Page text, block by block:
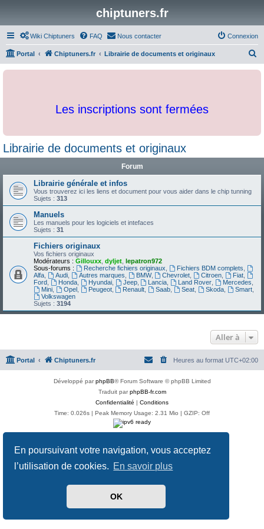
En poursuivant votre navigation, vous acceptez
l’utilisation de cookies. En savoir plus
OK
chiptuners.fr
Wiki Chiptuners FAQ Nous contacter Connexion
Portal Chiptuners.fr Librairie de documents et originaux
c
Les inscriptions sont fermées
Librairie de documents et originaux
Forum
Librairie générale et infos
Vous trouverez ici les liens et document pour vous aider dans le chip tunning
Sujets : 313
Manuels
Les manuels pour les logiciels et intefaces
Sujets : 31
Fichiers originaux
Vos fichiers originaux
Modérateurs : Gillouxx dyljet lepatron972
Sous-forums :
Recherche fichiers originaux Fichiers BDM complets
Alfa
Audi, Autres marques BMW, Chevrolet Citroen Fiat
Ford
Honda, Hyundai, Jeep, Lancia Land Rover Mercedes
Mini, Opel, Peugeot, Renault Saab Seat Skoda, Smart,
Volkswagen
Sujets : 3194
Aller à
Portal Chiptuners.fr Heures au format UTC+02:00
Développé parphpBB® Forum Software © phpBB Limited
Traduit parphpBB-fr.com
Confidentialité | Conditions
Time: 0.026s | Peak Memory Usage: 2.31 Mio | GZIP: Off